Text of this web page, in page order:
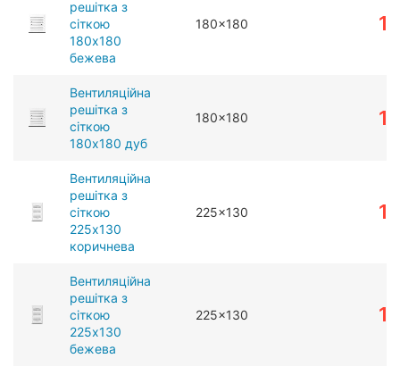
решітка з
сіткою
180x180
бежева
180x180
Вентиляційна
решітка з
сіткою
180x180 дуб
180x180
Вентиляційна
решітка з
сіткою
225x130
коричнева
225x130
Вентиляційна
решітка з
сіткою
225x130
бежева
225x130